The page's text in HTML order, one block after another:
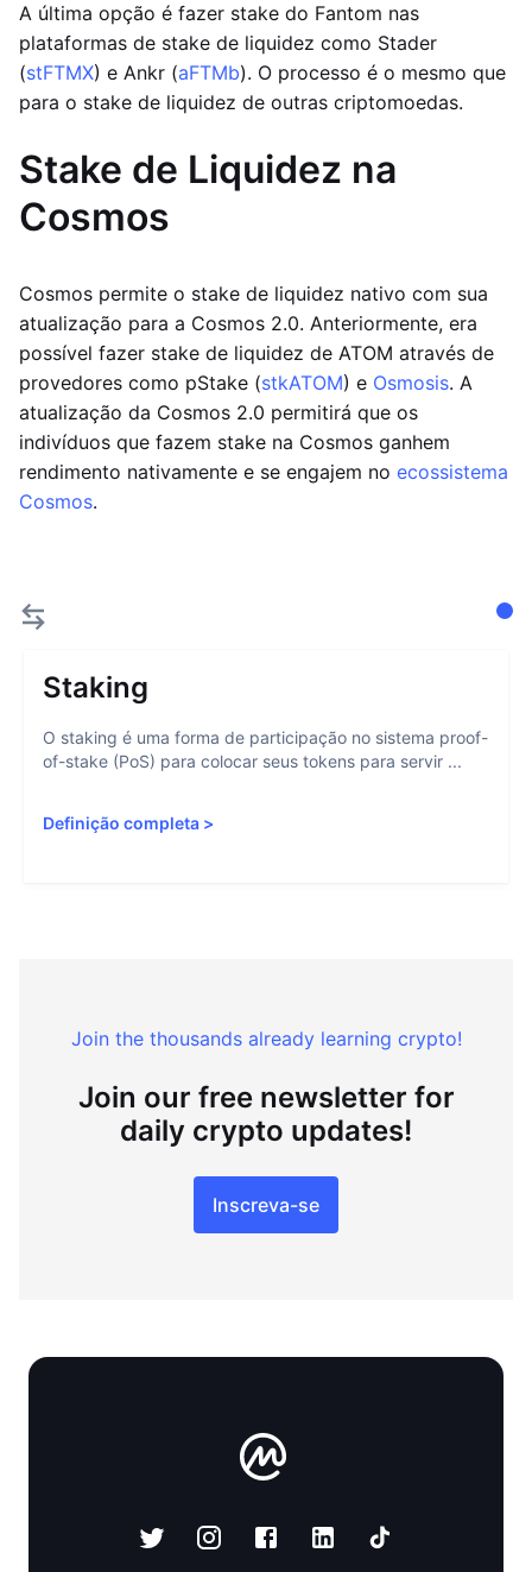
A última opção é fazer stake do Fantom nas
plataformas de stake de liquidez como Stader
(stFTMX) e Ankr (aFTMb). O processo é o mesmo que
para o stake de liquidez de outras criptomoedas.
Stake de Liquidez na
Cosmos
Cosmos permite o stake de liquidez nativo com sua
atualização para a Cosmos 2.0. Anteriormente, era
possível fazer stake de liquidez de ATOM através de
provedores como pStake (stkATOM) e Osmosis. A
atualização da Cosmos 2.0 permitirá que os
indivíduos que fazem stake na Cosmos ganhem
rendimento nativamente e se engajem no ecossistema
Cosmos.
Staking
O staking é uma forma de participação no sistema proof-
of-stake (PoS) para colocar seus tokens para servir ...
Definição completa >
Join the thousands already learning crypto!
Join our free newsletter for
daily crypto updates!
Inscreva-se